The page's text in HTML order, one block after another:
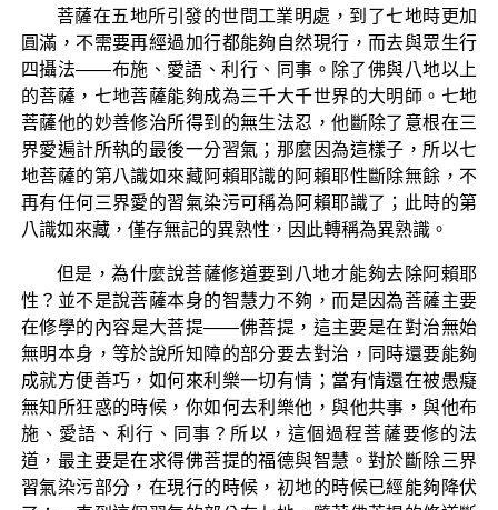
菩薩在五地所引發的世間工業明處，到了七地時更加
圓滿，不需要再經過加行都能夠自然現行，而去與眾生行
四攝法——布施、愛語、利行、同事。除了佛與八地以上
的菩薩，七地菩薩能夠成為三千大千世界的大明師。七地
菩薩他的妙善修治所得到的無生法忍，他斷除了意根在三
界愛遍計所執的最後一分習氣；那麼因為這樣子，所以七
地菩薩的第八識如來藏阿賴耶識的阿賴耶性斷除無餘，不
再有任何三界愛的習氣染污可稱為阿賴耶識了；此時的第
八識如來藏，僅存無記的異熟性，因此轉稱為異熟識。
但是，為什麼說菩薩修道要到八地才能夠去除阿賴耶
性？並不是說菩薩本身的智慧力不夠，而是因為菩薩主要
在修學的內容是大菩提——佛菩提，這主要是在對治無始
無明本身，等於說所知障的部分要去對治，同時還要能夠
成就方便善巧，如何來利樂一切有情；當有情還在被愚癡
無知所狂惑的時候，你如何去利樂他，與他共事，與他布
施、愛語、利行、同事？所以，這個過程菩薩要修的法
道，最主要是在求得佛菩提的福德與智慧。對於斷除三界
習氣染污部分，在現行的時候，初地的時候已經能夠降伏